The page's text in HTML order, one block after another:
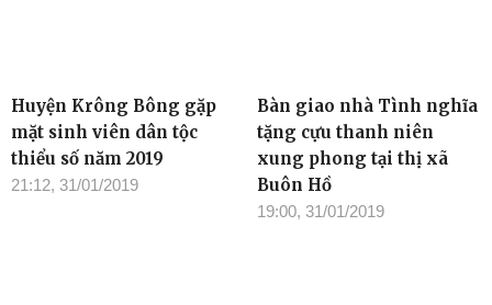
Huyện Krông Bông gặp
mặt sinh viên dân tộc
thiểu số năm 2019
21:12, 31/01/2019
Bàn giao nhà Tình nghĩa
tặng cựu thanh niên
xung phong tại thị xã
Buôn Hồ
19:00, 31/01/2019